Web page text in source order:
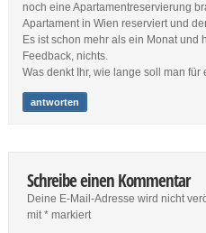
noch eine Apartamentreservierung
Apartament in Wien reserviert und
Es ist schon mehr als ein Monat und
Feedback, nichts.
Was denkt Ihr, wie lange soll man
antworten
Schreibe einen Kommentar
Deine E-Mail-Adresse wird nicht
mit*markiert